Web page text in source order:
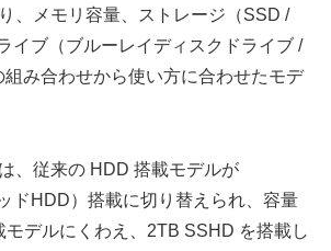
、メモリ容量、ストレージ（SSD /
イブ（ブルーレイディスクドライブ /
組み合わせから使い方に合わせたモデ
、従来の HDD 搭載モデルが
ドHDD）搭載に切り替えられ、容量
モデルにくわえ、2TB SSHD を搭載し